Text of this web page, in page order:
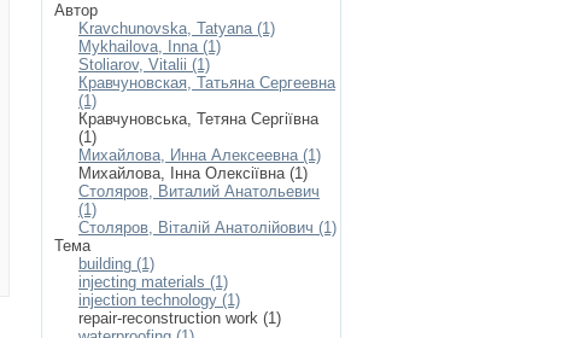
Автор
Kravchunovska, Tatyana (1)
Mykhailova, Inna (1)
Stoliarov, Vitalii (1)
Кравчуновская, Татьяна Сергеевна
(1)
Кравчуновська, Тетяна Сергіївна
(1)
Михайлова, Инна Алексеевна (1)
Михайлова, Інна Олексіївна (1)
Столяров, Виталий Анатольевич
(1)
Столяров, Віталій Анатолійович (1)
Тема
building (1)
injecting materials (1)
injection technology (1)
repair-reconstruction work (1)